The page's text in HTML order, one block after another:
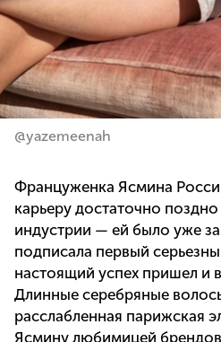
@yazemeenah
Француженка Ясмина
карьеру достаточно
индустрии — ей было уже
подписала первый
настоящий успех пришел и
Длинные серебряные
расслабленная парижская
Ясмину любимицей